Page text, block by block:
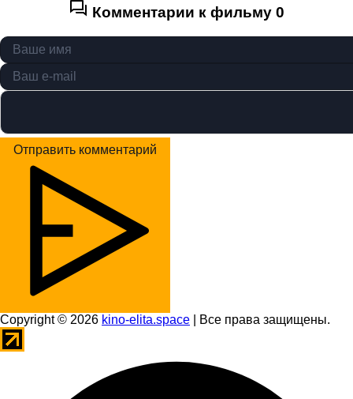
Комментарии к фильму 0
Отправить комментарий
Copyright © 2026 kino-elita.space | Все права защищены.